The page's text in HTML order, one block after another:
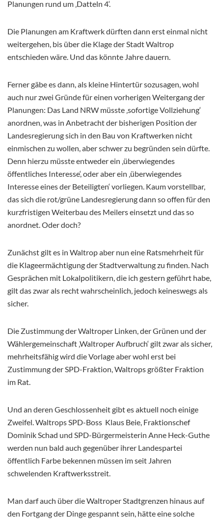
Planungen rund um ‚Datteln 4‘.
Die Planungen am Kraftwerk dürften dann erst einmal nicht
weitergehen, bis über die Klage der Stadt Waltrop
entschieden wäre. Und das könnte Jahre dauern.
Ferner gäbe es dann, als kleine Hintertür sozusagen, wohl
auch nur zwei Gründe für einen vorherigen Weitergang der
Planungen: Das Land NRW müsste ‚sofortige Vollziehung‘
anordnen, was in Anbetracht der bisherigen Position der
Landesregierung sich in den Bau von Kraftwerken nicht
einmischen zu wollen, aber schwer zu begründen sein dürfte.
Denn hierzu müsste entweder ein ‚überwiegendes
öffentliches Interesse‘, oder aber ein ‚überwiegendes
Interesse eines der Beteiligten‘ vorliegen. Kaum vorstellbar,
das sich die rot/grüne Landesregierung dann so offen für den
kurzfristigen Weiterbau des Meilers einsetzt und das so
anordnet. Oder doch?
Zunächst gilt es in Waltrop aber nun eine Ratsmehrheit für
die Klageermächtigung der Stadtverwaltung zu finden. Nach
Gesprächen mit Lokalpolitikern, die ich gestern geführt habe,
gilt das zwar als recht wahrscheinlich, jedoch keineswegs als
sicher.
Die Zustimmung der Waltroper Linken, der Grünen und der
Wählergemeinschaft ‚Waltroper Aufbruch‘ gilt zwar als sicher,
mehrheitsfähig wird die Vorlage aber wohl erst bei
Zustimmung der SPD-Fraktion, Waltrops größter Fraktion
im Rat.
Und an deren Geschlossenheit gibt es aktuell noch einige
Zweifel. Waltrops SPD-Boss Klaus Beie, Fraktionschef
Dominik Schad und SPD-Bürgermeisterin Anne Heck-Guthe
werden nun bald auch gegenüber ihrer Landespartei
öffentlich Farbe bekennen müssen im seit Jahren
schwelenden Kraftwerksstreit.
Man darf auch über die Waltroper Stadtgrenzen hinaus auf
den Fortgang der Dinge gespannt sein, hätte eine solche